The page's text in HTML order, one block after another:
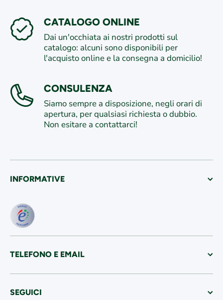
CATALOGO ONLINE
Dai un'occhiata ai nostri prodotti sul
catalogo: alcuni sono disponibili per
l'acquisto online e la consegna a domicilio!
CONSULENZA
Siamo sempre a disposizione, negli orari di
apertura, per qualsiasi richiesta o dubbio.
Non esitare a contattarci!
INFORMATIVE
TELEFONO E EMAIL
SEGUICI